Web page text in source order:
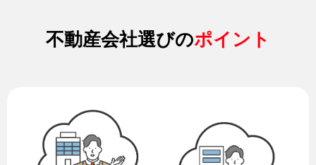
不動産会社選びのポイント